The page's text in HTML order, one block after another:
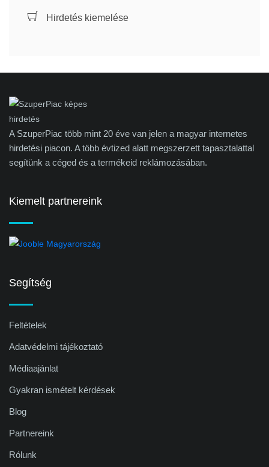
Hirdetés kiemelése
A SzuperPiac több mint 20 éve van jelen a magyar internetes
hirdetési piacon. A több évtized alatt megszerzett tapasztalattal
segítünk a céged és a termékeid reklámozásában.
Kiemelt partnereink
Segítség
Feltételek
Adatvédelmi tájékoztató
Médiaajánlat
Gyakran ismételt kérdések
Blog
Partnereink
Rólunk